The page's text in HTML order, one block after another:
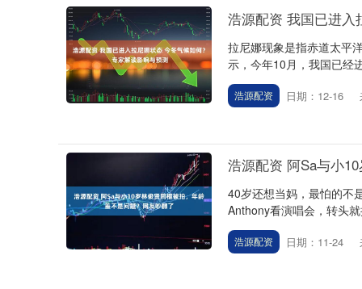
浩源配资 我国已进入
拉尼娜现象是指赤道太平
示，今年10月，我国已经
浩源配资 日期：12-16
浩源配资 阿Sa与小
40岁还想当妈，最怕的不
Anthony看演唱会，转头
浩源配资 日期：11-24